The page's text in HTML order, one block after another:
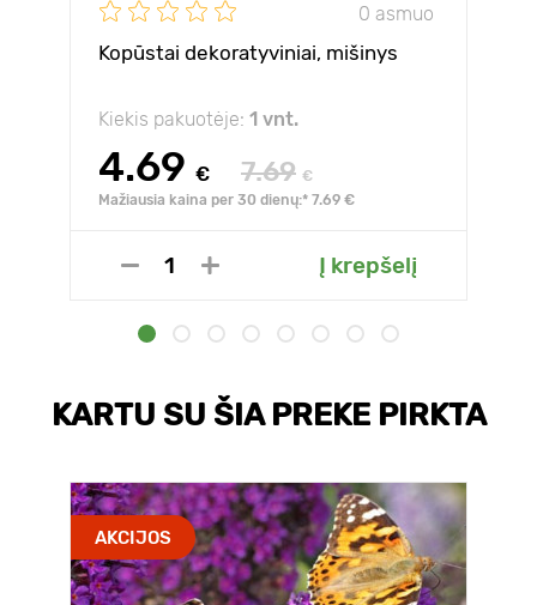
0 asmuo
Kopūstai dekoratyviniai, mišinys
Kiekis pakuotėje: 1 vnt.
4.69 € 7.69 €
Mažiausia kaina per 30 dienų:* 7.69 €
Į krepšelį
KARTU SU ŠIA PREKE PIRKTA
AKCIJOS